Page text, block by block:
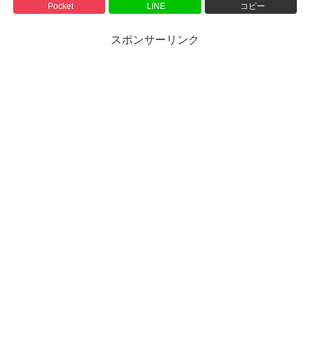
Pocket LINE コピー
スポンサーリンク